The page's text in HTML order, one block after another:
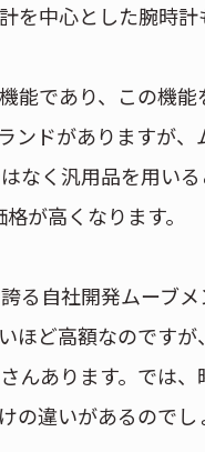
を中心とした腕時計
能であり、この機能
ンドがありますが、
なく汎用品を用いる
が高くなります。
る自社開発ムーブメ
ほど高額なのですが
んあります。では、
の違いがあるのでし